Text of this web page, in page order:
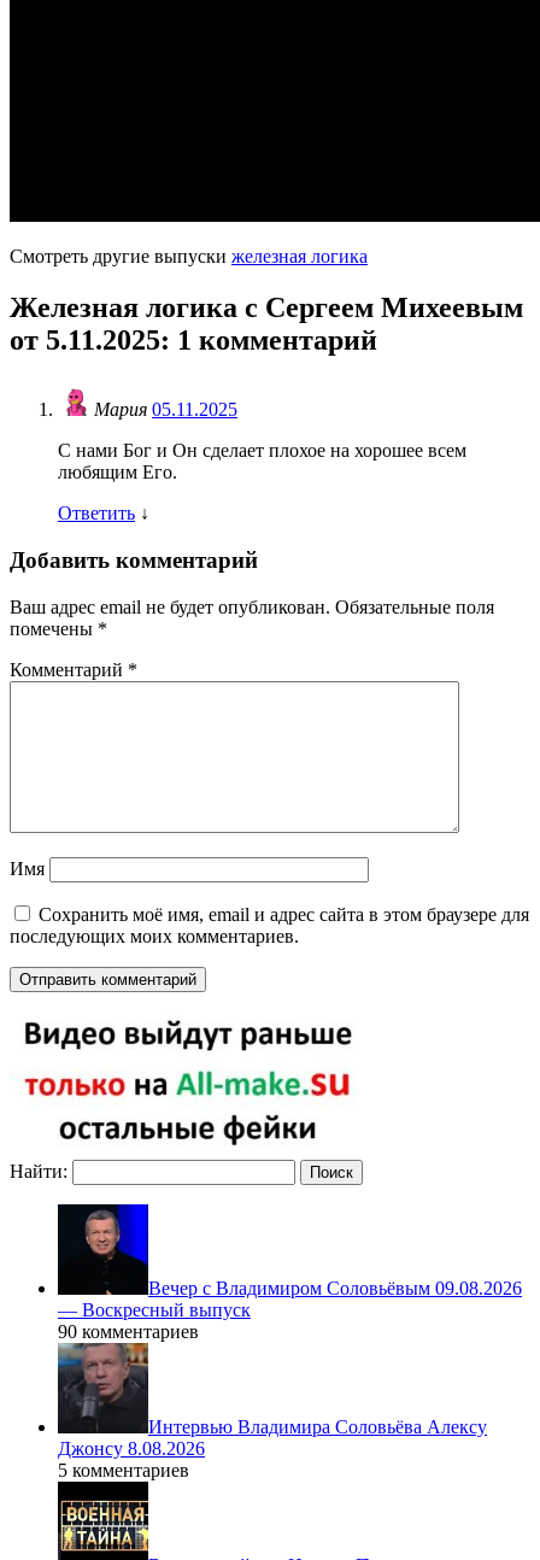
Смотреть другие выпуски железная логика
Железная логика с Сергеем Михеевым
от 5.11.2025: 1 комментарий
Мария 05.11.2025
С нами Бог и Он сделает плохое на хорошее всем
любящим Его.
Ответить ↓
Добавить комментарий
Ваш адрес email не будет опубликован. Обязательные поля
помечены *
Комментарий *
Имя
Сохранить моё имя, email и адрес сайта в этом браузере для
последующих моих комментариев.
Найти:
Вечер с Владимиром Соловьёвым 09.08.2026
— Воскресный выпуск
90 комментариев
Интервью Владимира Соловьёва Алексу
Джонсу 8.08.2026
5 комментариев